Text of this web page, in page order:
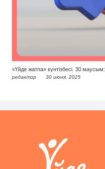
«Үйде жатпа» күнтізбесі. 30
редактор 30 июня, 2025